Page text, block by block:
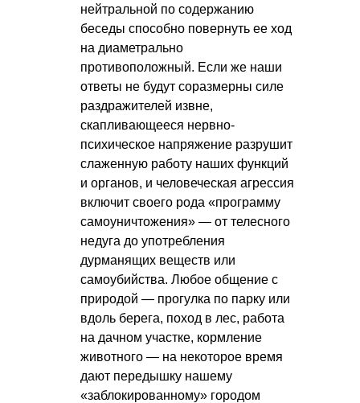
нейтральной по содержанию
беседы способно повернуть ее ход
на диаметрально
противоположный. Если же наши
ответы не будут соразмерны силе
раздражителей извне,
скапливающееся нервно-
психическое напряжение разрушит
слаженную работу наших функций
и органов, и человеческая агрессия
включит своего рода «программу
самоуничтожения» — от телесного
недуга до употребления
дурманящих веществ или
самоубийства. Любое общение с
природой — прогулка по парку или
вдоль берега, поход в лес, работа
на дачном участке, кормление
животного — на некоторое время
дают передышку нашему
«заблокированному» городом